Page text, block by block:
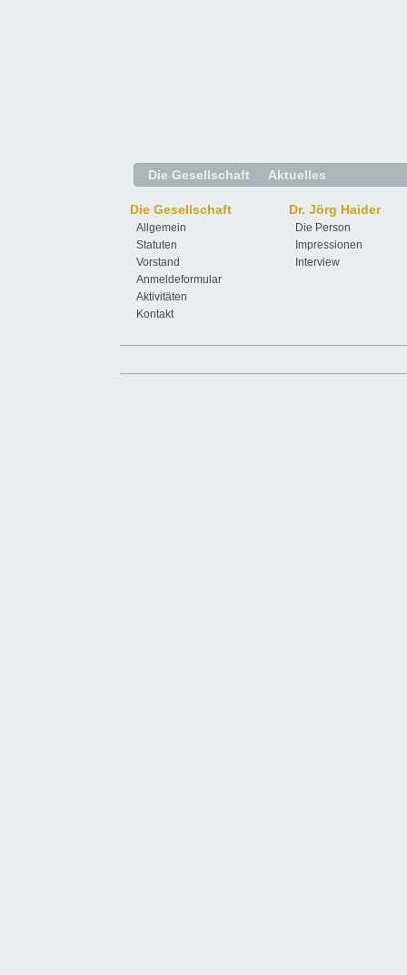
Die Gesellschaft Aktuelles
Die Gesellschaft
Allgemein
Statuten
Vorstand
Anmeldeformular
Aktivitäten
Kontakt
Dr. Jörg Haider
Die Person
Impressionen
Interview